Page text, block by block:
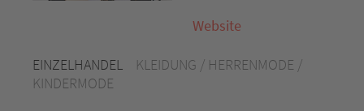
EINZELHANDEL
KLEIDUNG / HERRENMODE /
KINDERMODE
Website